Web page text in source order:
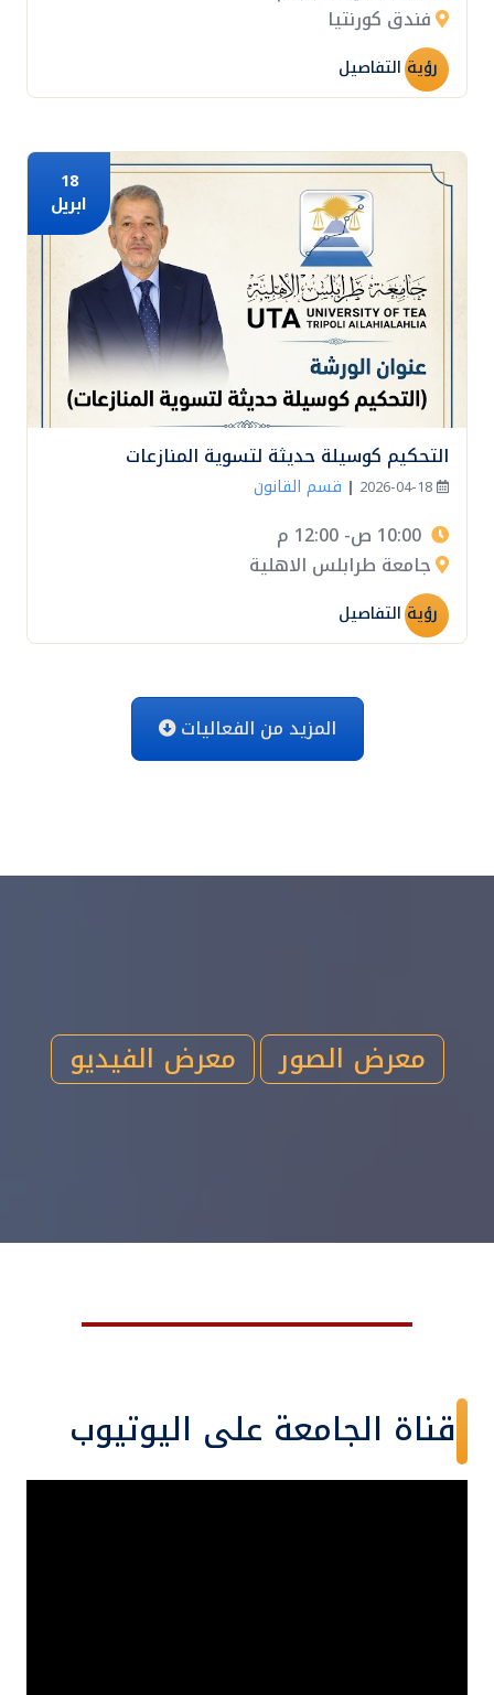
فندق كورنتيا
رؤية التفاصيل
18
ابريل
التحكيم كوسيلة حديثة لتسوية المنازعات
2026-04-18
| قسم القانون
جامعة طرابلس الاهلية
رؤية التفاصيل
المزيد من الفعاليات
معرض الصور معرض الفيديو
قناة الجامعة على اليوتيوب